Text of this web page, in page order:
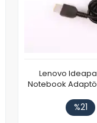
Lenovo
Notebook
%21